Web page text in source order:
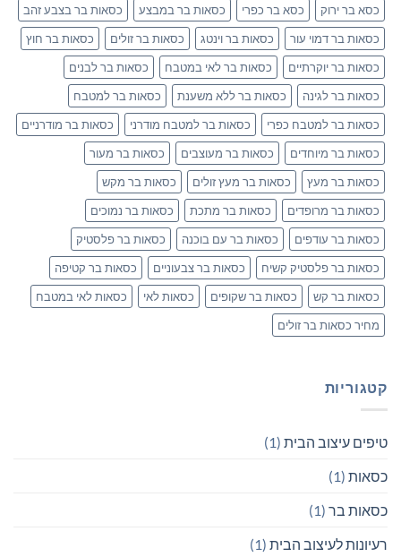
כסא בר ירוק
כסא בר כפרי כסאות בר במבצע
כסאות בר בצבע זהב
כסאות בר דמוי עור
כסאות בר וינטג כסאות בר זולים
כסאות בר חוץ
כסאות בר יוקרתיים
כסאות בר לאי במטבח
כסאות בר לבנים
כסאות בר לגינה
כסאות בר ללא משענת
כסאות בר למטבח
כסאות בר למטבח כפרי
כסאות בר למטבח מודרני
כסאות בר מודרניים
כסאות בר מיוחדים
כסאות בר מעוצבים
כסאות בר מעור
כסאות בר מעץ
כסאות בר מעץ זולים
כסאות בר מקש
כסאות בר מרופדים
כסאות בר מתכת
כסאות בר נמוכים
כסאות בר עודפים
כסאות בר עם בוכנה
כסאות בר פלסטיק
כסאות בר פלסטיק קשיח
כסאות בר צבעוניים
כסאות בר קטיפה
כסאות בר קש
כסאות בר שקופים כסאות לאי
כסאות לאי במטבח
מחיר כסאות בר זולים
קטגוריות
טיפים עיצוב הבית (1)
כסאות (1)
כסאות בר (1)
רעיונות לעיצוב הבית (1)